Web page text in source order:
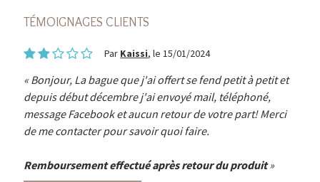
TÉMOIGNAGES CLIENTS
Par Kaissi, le 15/01/2024
Bonjour, La bague que j'ai offert se fend petit à petit et
depuis début décembre j'ai envoyé mail, téléphoné,
message Facebook et aucun retour de votre part! Merci
de me contacter pour savoir quoi faire.
Remboursement effectué après retour du produit